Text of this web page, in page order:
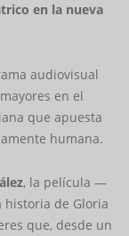
en la nueva
audiovisual
en el
que apuesta
humana.
, la película —
de Gloria
que, desde un